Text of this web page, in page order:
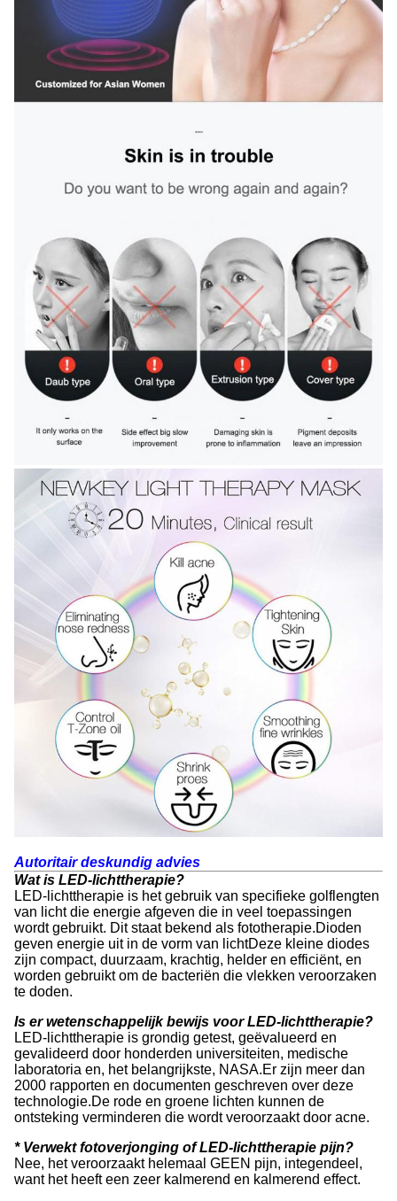
Autoritair deskundig advies
Wat is LED-lichttherapie?
LED-lichttherapie is het gebruik van specifieke golflengten
van licht die energie afgeven die in veel toepassingen
wordt gebruikt. Dit staat bekend als fototherapie.Dioden
geven energie uit in de vorm van lichtDeze kleine diodes
zijn compact, duurzaam, krachtig, helder en efficiënt, en
worden gebruikt om de bacteriën die vlekken veroorzaken
te doden.
Is er wetenschappelijk bewijs voor LED-lichttherapie?
LED-lichttherapie is grondig getest, geëvalueerd en
gevalideerd door honderden universiteiten, medische
laboratoria en, het belangrijkste, NASA.Er zijn meer dan
2000 rapporten en documenten geschreven over deze
technologie.De rode en groene lichten kunnen de
ontsteking verminderen die wordt veroorzaakt door acne.
* Verwekt fotoverjonging of LED-lichttherapie pijn?
Nee, het veroorzaakt helemaal GEEN pijn, integendeel,
want het heeft een zeer kalmerend en kalmerend effect.